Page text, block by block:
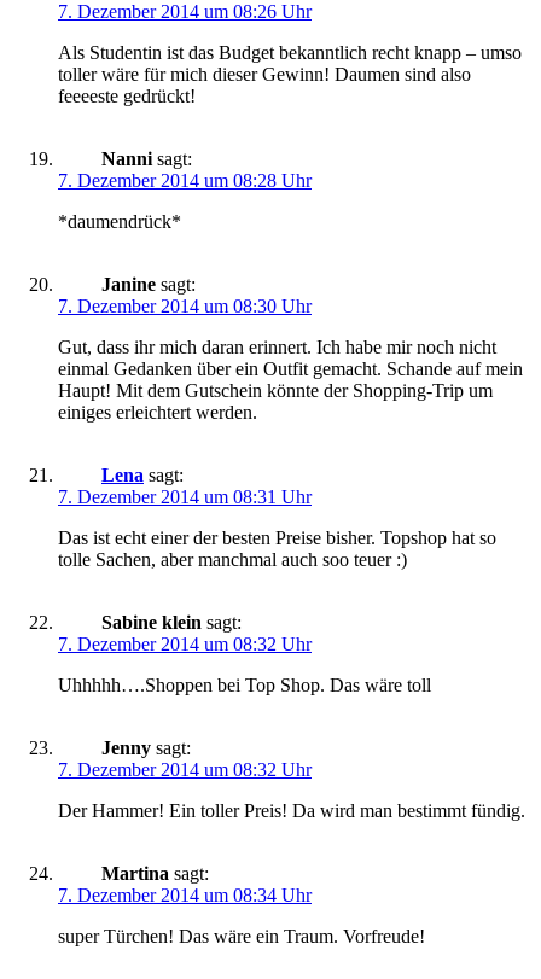
7. Dezember 2014 um 08:26 Uhr
Als Studentin ist das Budget bekanntlich recht knapp – umso
toller wäre für mich dieser Gewinn! Daumen sind also
feeeeste gedrückt!
Nanni sagt:
7. Dezember 2014 um 08:28 Uhr
*daumendrück*
Janine sagt:
7. Dezember 2014 um 08:30 Uhr
Gut, dass ihr mich daran erinnert. Ich habe mir noch nicht
einmal Gedanken über ein Outfit gemacht. Schande auf mein
Haupt! Mit dem Gutschein könnte der Shopping-Trip um
einiges erleichtert werden.
Lena sagt:
7. Dezember 2014 um 08:31 Uhr
Das ist echt einer der besten Preise bisher. Topshop hat so
tolle Sachen, aber manchmal auch soo teuer :)
Sabine klein sagt:
7. Dezember 2014 um 08:32 Uhr
Uhhhhh….Shoppen bei Top Shop. Das wäre toll
Jenny sagt:
7. Dezember 2014 um 08:32 Uhr
Der Hammer! Ein toller Preis! Da wird man bestimmt fündig.
Martina sagt:
7. Dezember 2014 um 08:34 Uhr
super Türchen! Das wäre ein Traum. Vorfreude!